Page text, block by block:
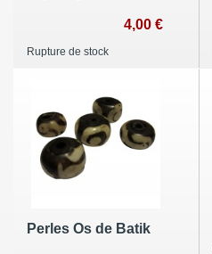
4,00 €
Rupture de stock
Perles Os de Batik